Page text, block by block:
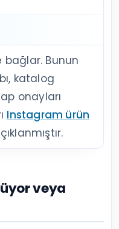
bağlar. Bunun
katalog
onayları
Instagram ürün
veya